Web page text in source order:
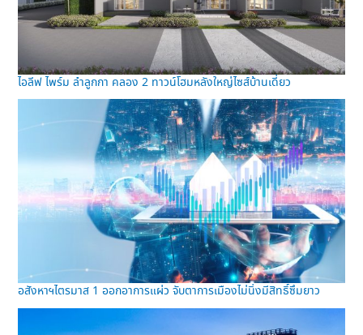
ไอลีฟ ไพร์ม ลำลูกกา คลอง 2 ทาวน์โฮมหลังใหญ่ไซส์บ้านเดี่ยว
อสังหาฯไตรมาส 1 ออกอาการแผ่ว จับตาการเมืองไม่นิ่งมีสิทธิ์ซึมยาว